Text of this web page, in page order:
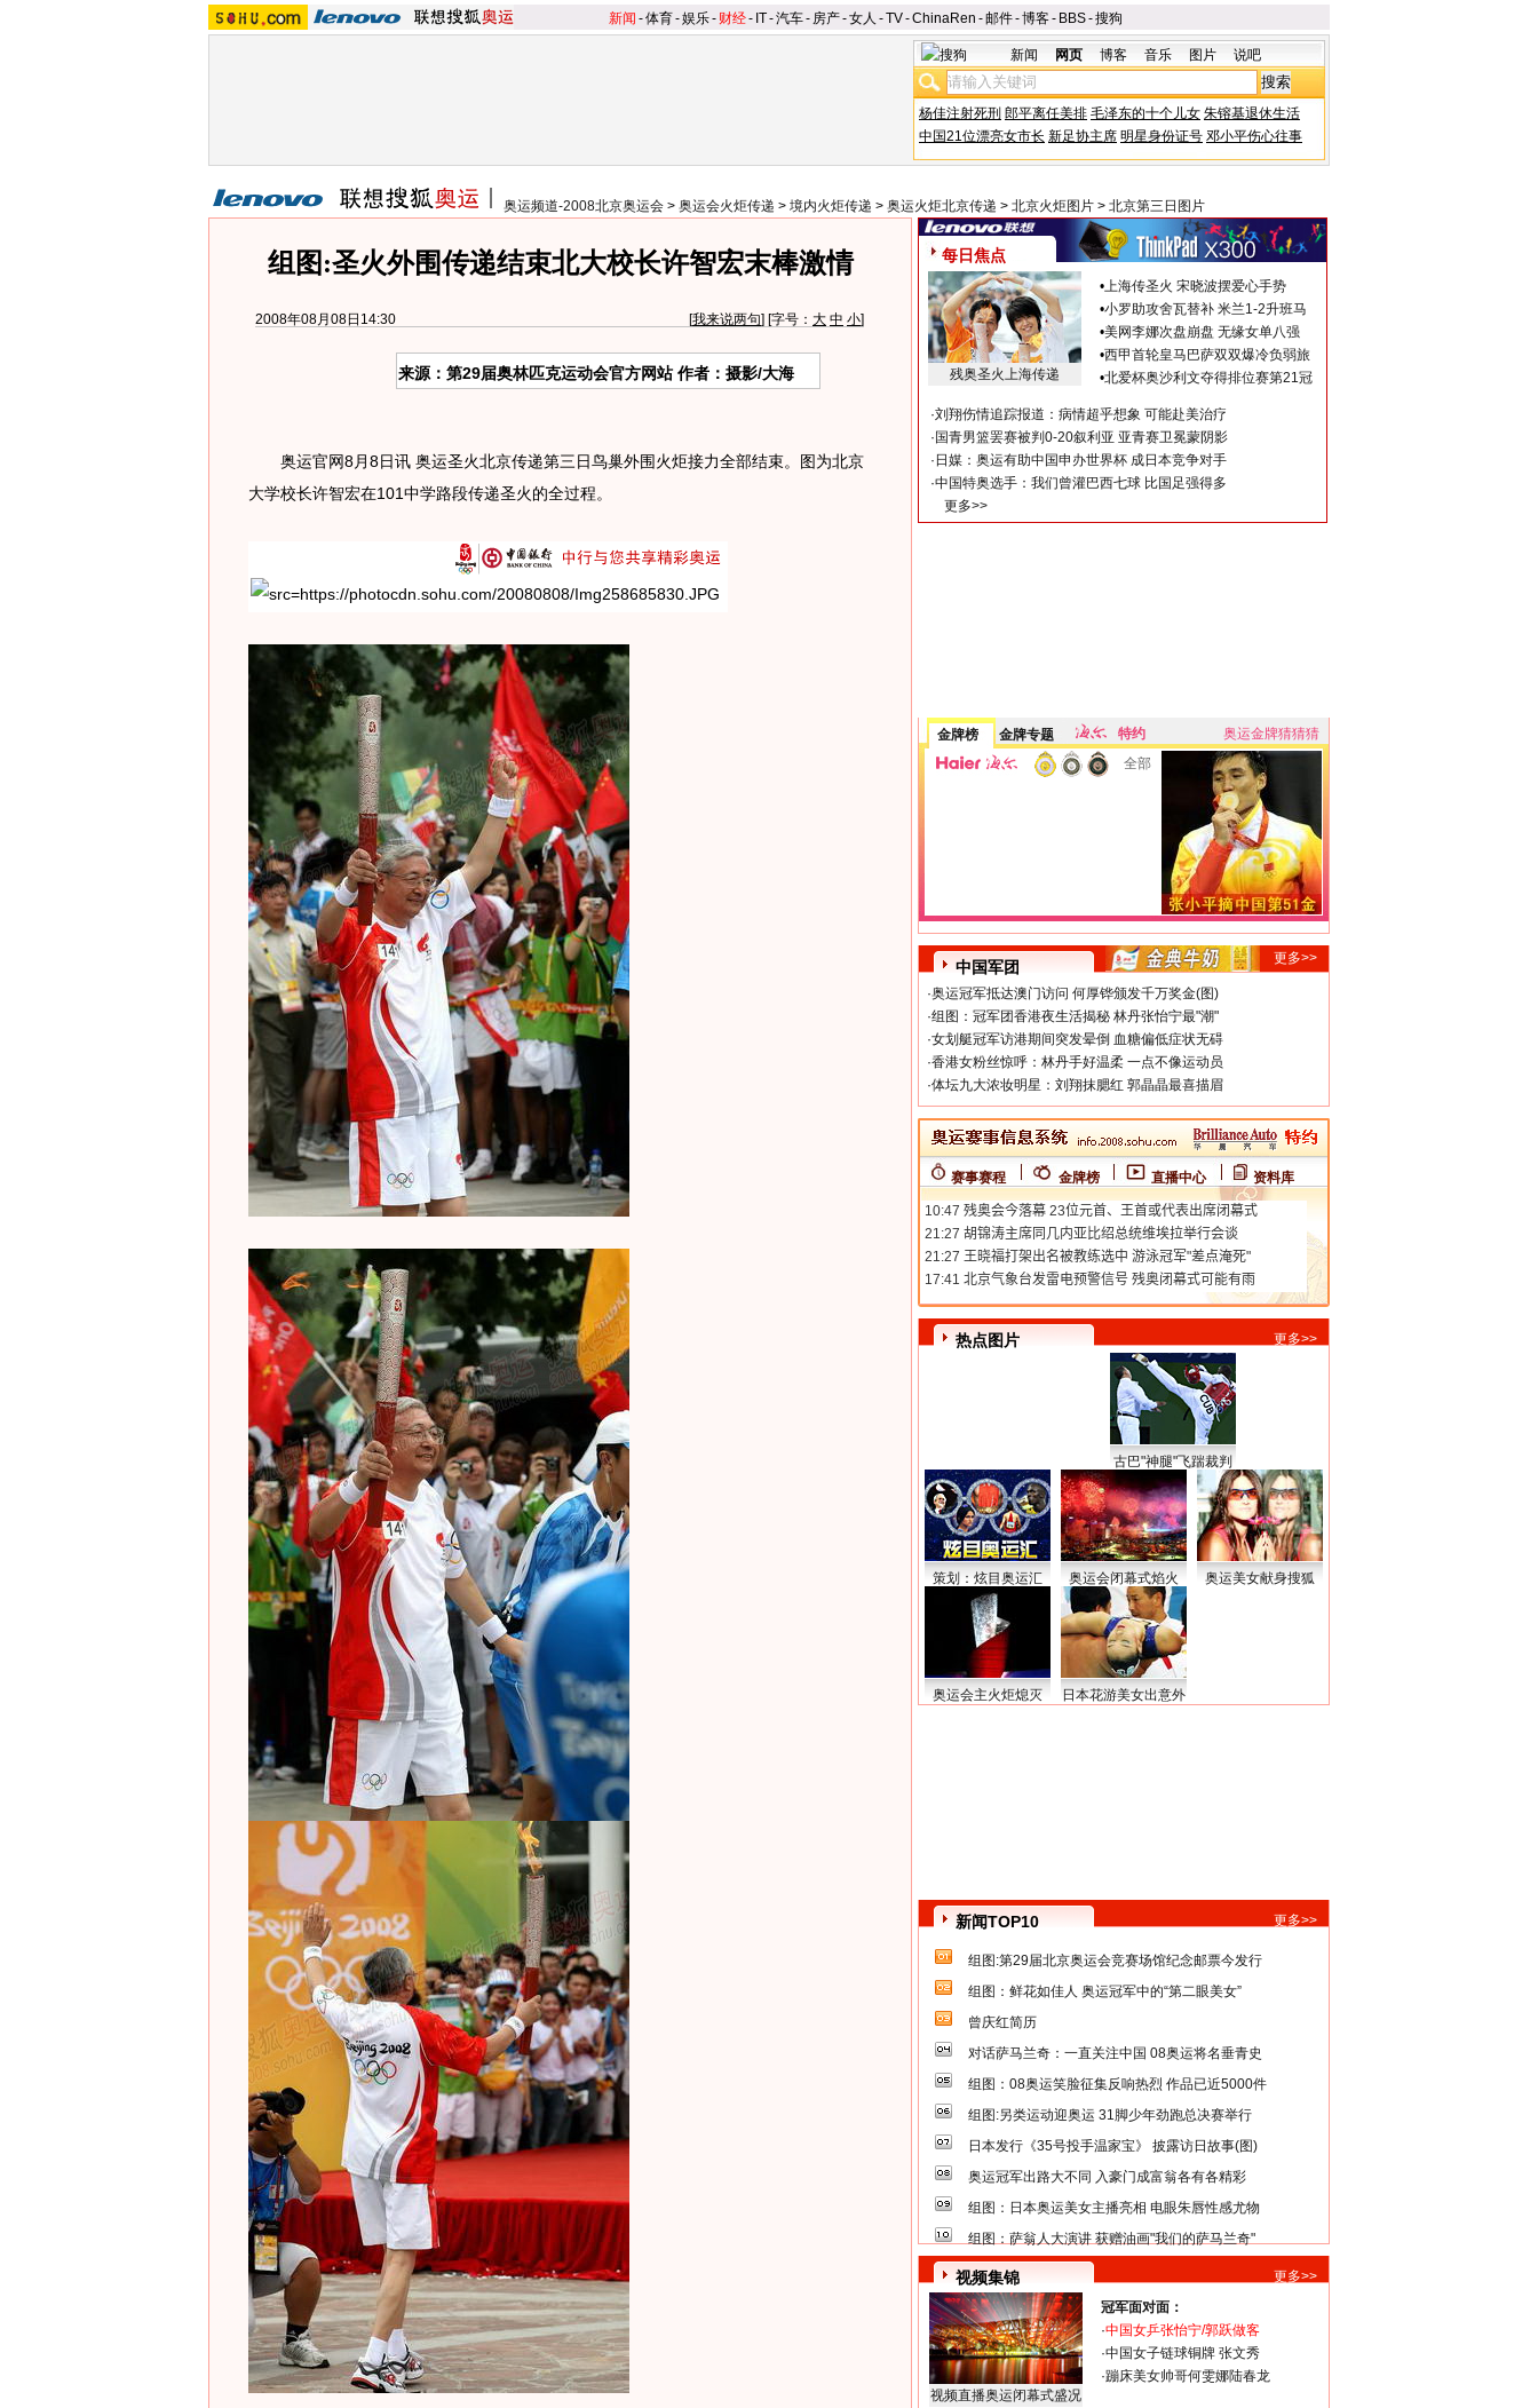
新闻 -体育-娱乐- 财经- IT-汽车- 房产-女人 -TV-ChinaRen -邮件-博客- BBS-搜狗
新闻 网页 博客 音乐 图片 说吧
杨佳注射死刑 郎平离任美排 毛泽东的十个儿女 朱镕基退休生活
中国21位漂亮女市长 新足协主席 明星身份证号 邓小平伤心往事
奥运频道-2008北京奥运会 > 奥运会火炬传递 > 境内火炬传递 > 奥运火炬北京传递 > 北京火炬图片 > 北京第三日图片
组图:圣火外围传递结束北大校长许智宏末棒激情
2008年08月08日14:30 [我来说两句] [字号： 大 中 小]
来源：第29届奥林匹克运动会官方网站 作者：摄影/大海
奥运官网8月8日讯 奥运圣火北京传递第三日鸟巢外围火炬接力全部结束。图为北京
大学校长许智宏在101中学路段传递圣火的全过程。
每日焦点
残奥圣火上海传递
•上海传圣火 宋晓波摆爱心手势
•小罗助攻舍瓦替补 米兰1-2升班马
•美网李娜次盘崩盘 无缘女单八强
•西甲首轮皇马巴萨双双爆冷负弱旅
•北爱杯奥沙利文夺得排位赛第21冠
·刘翔伤情追踪报道：病情超乎想象 可能赴美治疗
· 国青男篮罢赛被判0-20叙利亚 亚青赛卫冕蒙阴影
· 日媒：奥运有助中国申办世界杯 成日本竞争对手
·中国特奥选手：我们曾灌巴西七球 比国足强得多
更多>>
金牌榜 金牌专题 特约
奥运金牌猜猜猜
全部
中国军团
更多>>
·奥运冠军抵达澳门访问 何厚铧颁发千万奖金(图)
·组图：冠军团香港夜生活揭秘 林丹张怡宁最"潮"
·女划艇冠军访港期间突发晕倒 血糖偏低症状无碍
·香港女粉丝惊呼：林丹手好温柔 一点不像运动员
·体坛九大浓妆明星：刘翔抹腮红 郭晶晶最喜描眉
赛事赛程 金牌榜 直播中心 资料库
热点图片 更多>>
古巴"神腿"飞踹裁判
策划：炫目奥运汇 奥运会闭幕式焰火 奥运美女献身搜狐
奥运会主火炬熄灭 日本花游美女出意外
新闻TOP10 更多>>
组图:第29届北京奥运会竞赛场馆纪念邮票今发行
组图：鲜花如佳人 奥运冠军中的“第二眼美女”
曾庆红简历
对话萨马兰奇：一直关注中国 08奥运将名垂青史
组图：08奥运笑脸征集反响热烈 作品已近5000件
组图:另类运动迎奥运 31脚少年劲跑总决赛举行
日本发行《35号投手温家宝》 披露访日故事(图)
奥运冠军出路大不同 入豪门成富翁各有各精彩
组图：日本奥运美女主播亮相 电眼朱唇性感尤物
组图：萨翁人大演讲 获赠油画"我们的萨马兰奇"
视频集锦 更多>>
视频直播奥运闭幕式盛况
冠军面对面：
·中国女乒张怡宁/郭跃做客
·中国女子链球铜牌 张文秀
·蹦床美女帅哥何雯娜陆春龙